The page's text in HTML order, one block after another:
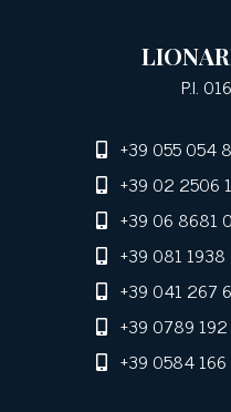
P.I.
+39 055 054
+39 02 2506
+39 06 8681
+39 081
+39 041 267
+39 0789
+39 0584